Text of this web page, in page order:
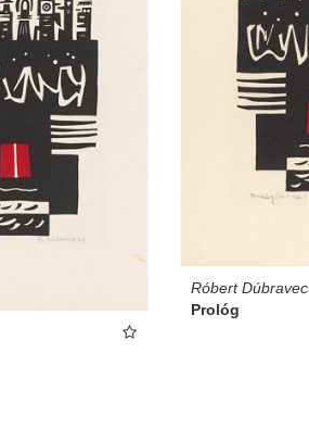
Róbert Dúbravec
Prológ